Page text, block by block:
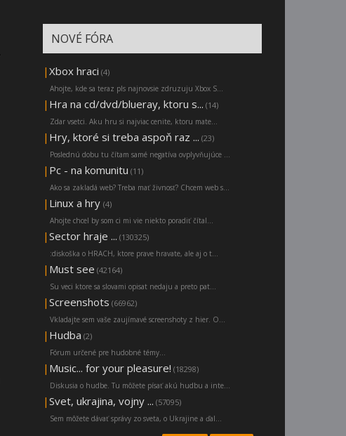
NOVÉ FÓRA
| Xbox hraci (4)
Ahojte, kde sa teraz pls najnovsie zdruzuju Xbox S...
| Hra na cd/dvd/blueray, ktoru s... (14)
Zdar vsetci. Aku hru si najviac cenite, ktoru mate...
| Hry, ktoré si treba aspoň raz ... (23)
Poslednú dobu tu čítam samé negatíva ovplyvňujúce ...
| Pc - na komunitu (11)
Ako sa zakladá web? Treba mať živnosť? Chcem web s...
| Linux a hry (4)
Ahojte chcel by som ci mi vie niekto poradiť čítal...
| Sector hraje ... (130325)
:diskoška o HRACH, ktore prave hravate, ale aj o t...
| Must see (42164)
Su veci ktore sa slovami opisat nedaju a preto pat...
| Screenshots (66962)
Vkladajte sem vaše zaujímavé screenshoty z hier. O...
| Hudba (2)
Fórum určené pre hudobné témy...
| Music... for your pleasure! (18298)
Diskusia o hudbe. Tu môžete písať akú hudbu a inte...
| Svet, ukrajina, vojny ... (57095)
Sem môžete dávať správy zo sveta, o Ukrajine a ďal...